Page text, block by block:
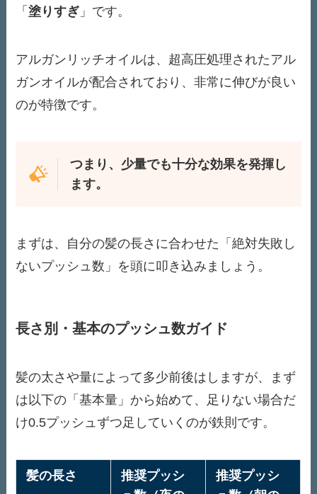
「塗りすぎ 」です。
アルガンリッチオイルは、超高圧処理されたアル
ガンオイルが配合されており、非常に伸びが良い
のが特徴です。
つまり、少量でも十分な効果を発揮し
ます。
まずは、自分の髪の長さに合わせた「絶対失敗し
ないプッシュ数」を頭に叩き込みましょう。
長さ別・基本のプッシュ数ガイド
髪の太さや量によって多少前後はしますが、まず
は以下の「基本量」から始めて、足りない場合だ
け0.5プッシュずつ足していくのが鉄則です。
髪の長さ
推奨プッシ
推奨プッシ